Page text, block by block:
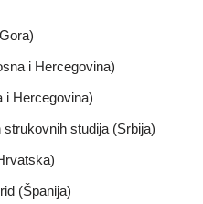
i Hercegovina)
i Hercegovina)
studija (Srbija)
(Španija)